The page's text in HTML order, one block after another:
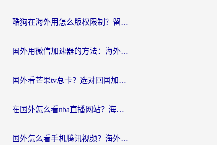
酷狗在海外用怎么版权限制？留学生亲测：3步解决听国内音乐难题
国外用微信加速器的方法：海外党无缝连接国内生活的实用指南
国外看芒果tv总卡？选对回国加速器，轻松追《浪姐》不费劲
在国外怎么看nba直播网站？海外党专属体育观赛指南，告别地区限制！
国外怎么看手机腾讯视频？海外党亲测有效的追剧加速器选择指南